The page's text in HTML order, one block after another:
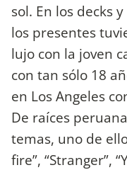
sol. En los decks
los presentes
lujo con la joven
con tan sólo 18
en Los Angeles
De raíces
temas, uno de
fire”, “Stranger”,